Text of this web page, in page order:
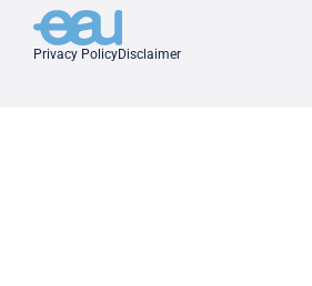
Privacy PolicyDisclaimer